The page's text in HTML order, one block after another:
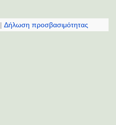
|Δήλωση προσβασιμότητας